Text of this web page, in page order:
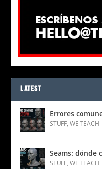
LATEST
Errores
STUFF,WE TEACH
Seams: dónde
STUFF,WE TEACH